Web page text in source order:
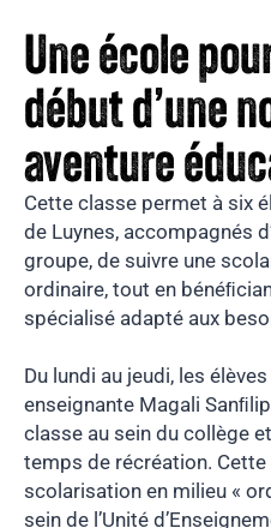
Une école
début d’une
aventure
Cette classe permet à six
de Luynes, accompagnés
groupe, de suivre une
ordinaire, tout en
spécialisé adapté aux
Du lundi au jeudi, les
enseignante Magali
classe au sein du collège
temps de récréation.
scolarisation en milieu «
sein de l’Unité